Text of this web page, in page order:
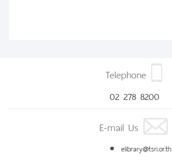
Telephone
02 278 8200
E-mail Us
elibrary@tsri.or.th